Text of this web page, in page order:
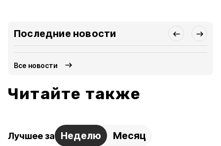
Последние новости
Все новости
Читайте также
Лучшее за Неделю Месяц